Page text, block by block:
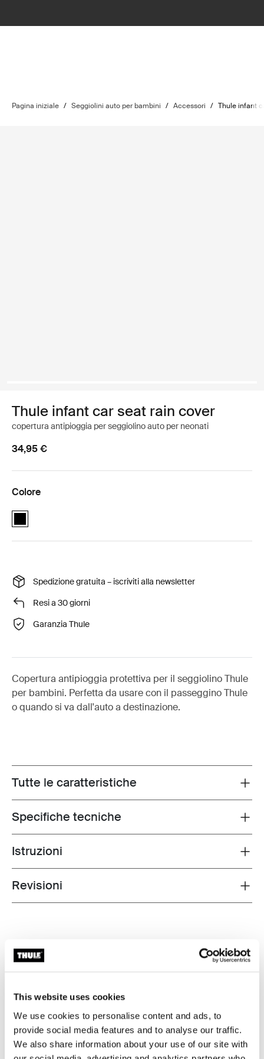
This website uses cookies
We use cookies to personalise content and ads, to
provide social media features and to analyse our traffic.
We also share information about your use of our site with
Pagina iniziale / Seggiolini auto per bambini / Accessori / Thule infant
Thule infant car seat rain cover
copertura antipioggia per seggiolino auto per neonati
34,95 €
Colore
Thule infant car seat rain cover Nero (selected)
Spedizione gratuita – iscriviti alla newsletter
Resi a 30 giorni
Garanzia Thule
Copertura antipioggia protettiva per il seggiolino Thule
per bambini. Perfetta da usare con il passeggino Thule
o quando si va dall'auto a destinazione.
Toggle features
Tutte le caratteristiche
Toggle techspec
Specifiche tecniche
Toggle guides and instructions
Istruzioni
Toggle overview
Revisioni